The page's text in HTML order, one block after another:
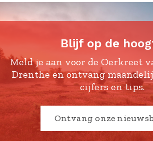
d
e
p
a
g
i
n
a
e
p
a
g
i
n
d
e
p
a
i
o
e
e
p
a
g
i
a
o
Blijf op de
Meld je aan voor de Oerkreet
Drenthe en ontvang
cijfers en tips.
Ontvang onze